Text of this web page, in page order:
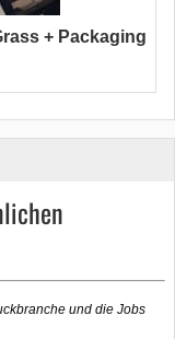
+ Packaging
und die Jobs